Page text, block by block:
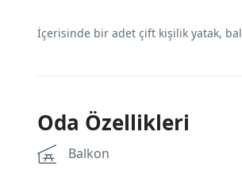
İçerisinde bir adet çift kişilik yatak,
Oda Özellikleri
Balkon